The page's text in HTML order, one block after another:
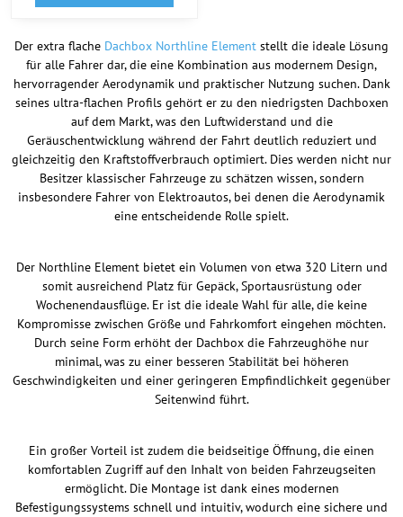
Der extra flache Dachbox Northline Element stellt die ideale Lösung
für alle Fahrer dar, die eine Kombination aus modernem Design,
hervorragender Aerodynamik und praktischer Nutzung suchen. Dank
seines ultra-flachen Profils gehört er zu den niedrigsten Dachboxen
auf dem Markt, was den Luftwiderstand und die
Geräuschentwicklung während der Fahrt deutlich reduziert und
gleichzeitig den Kraftstoffverbrauch optimiert. Dies werden nicht nur
Besitzer klassischer Fahrzeuge zu schätzen wissen, sondern
insbesondere Fahrer von Elektroautos, bei denen die Aerodynamik
eine entscheidende Rolle spielt.
Der Northline Element bietet ein Volumen von etwa 320 Litern und
somit ausreichend Platz für Gepäck, Sportausrüstung oder
Wochenendausflüge. Er ist die ideale Wahl für alle, die keine
Kompromisse zwischen Größe und Fahrkomfort eingehen möchten.
Durch seine Form erhöht der Dachbox die Fahrzeughöhe nur
minimal, was zu einer besseren Stabilität bei höheren
Geschwindigkeiten und einer geringeren Empfindlichkeit gegenüber
Seitenwind führt.
Ein großer Vorteil ist zudem die beidseitige Öffnung, die einen
komfortablen Zugriff auf den Inhalt von beiden Fahrzeugseiten
ermöglicht. Die Montage ist dank eines modernen
Befestigungssystems schnell und intuitiv, wodurch eine sichere und